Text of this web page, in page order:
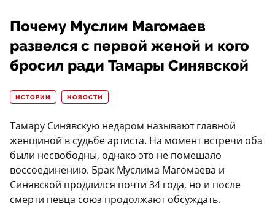
Почему Муслим Магомаев
развелся с первой женой и кого
бросил ради Тамары Синявской
ИСТОРИИ НОВОСТИ
Тамару Синявскую недаром называют главной
женщиной в судьбе артиста. На момент встречи оба
были несвободны, однако это не помешало
воссоединению. Брак Муслима Магомаева и
Синявской продлился почти 34 года, но и после
смерти певца союз продолжают обсуждать.